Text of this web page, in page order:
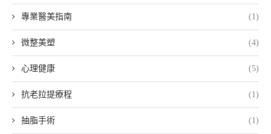
專業醫美指南 (1)
微整美塑 (4)
心理健康 (5)
抗老拉提療程 (1)
抽脂手術 (1)